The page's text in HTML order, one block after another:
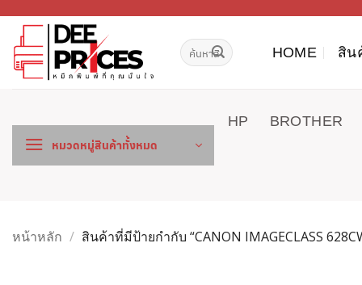
เนื้อหา
ค้นหา: HOME สิน
หมวดหมู่สินค้าทั้งหมด
HP BROTHER
หน้าหลัก / สินค้าที่มีป้ายกำกับ “CANON IMAGECLASS